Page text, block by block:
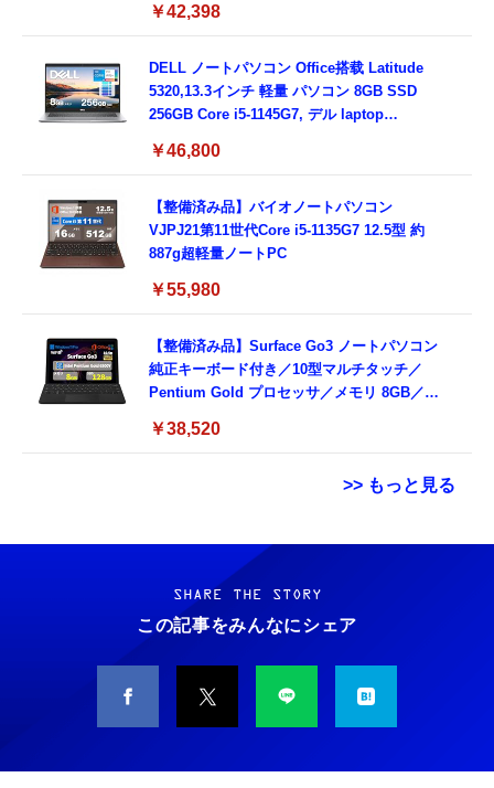
3.0)/ 有線静音マウス付属/ 180日保証（メモリ
￥42,398
DELL ノートパソコン Office搭载 Latitude
5320,13.3インチ 軽量 パソコン 8GB SSD
256GB Core i5-1145G7, デル laptop
ド付き (整備済み品)
￥46,800
【整備済み品】バイオノートパソコン
VJPJ21第11世代Core i5-1135G7 12.5型 約
887g超軽量ノートPC
￥55,980
【整備済み品】Surface Go3 ノートパソコン
純正キーボード付き／10型マルチタッチ／
Pentium Gold プロセッサ／メモリ 8GB／
Bluetooth5.0／USB-C／1080p顔認証カメラ
￥38,520
>> もっと見る
Grithope イヤホン タイプC【2026新モデル
耐久性】 有線イヤホン マイク付き HiFi音質
ノイズ低減 重低音 遅延なし
￥949
タイプc 寝ホンイヤホン 寝ホン type-c 有線
睡眠用イヤホン 【音質強化バージョン
￥2,199
霊界コミュニケーションロボット BAKETAN
WARASHI ばけたん ワラシ 改 KAI
￥5,400
M10SR AIペット（コミュニケーションロボッ
ト）
SHARE THE STORY
この記事をみんなにシェア